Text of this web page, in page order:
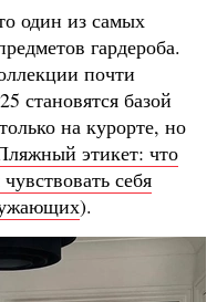
один из самых
гардероба.
почти
становятся базой
на курорте, но
этикет: что
себя
).